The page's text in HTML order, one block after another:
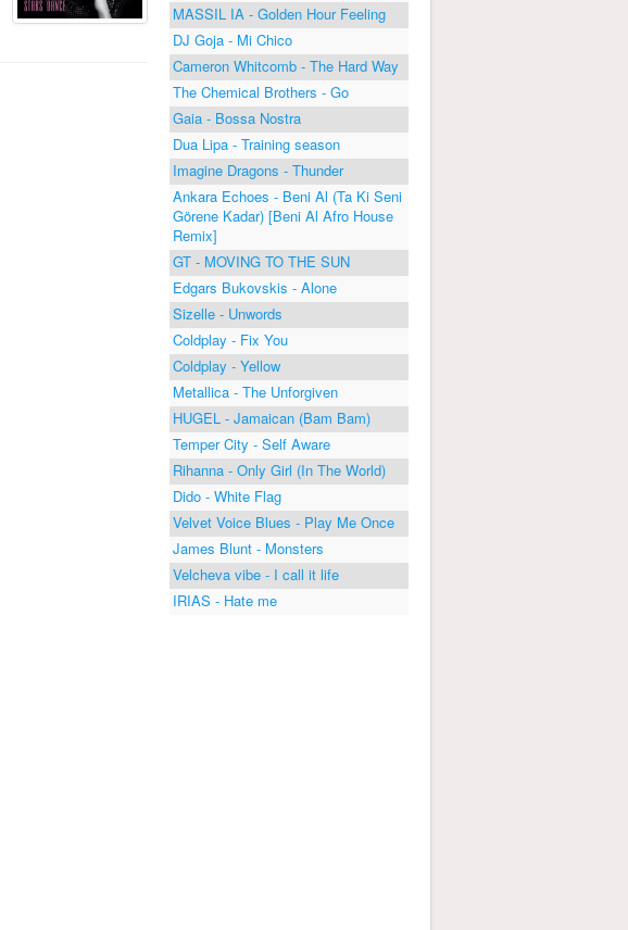
MASSIL IA - Golden Hour Feeling
DJ Goja - Mi Chico
Cameron Whitcomb - The Hard Way
The Chemical Brothers - Go
Gaia - Bossa Nostra
Dua Lipa - Training season
Imagine Dragons - Thunder
Ankara Echoes - Beni Al (Ta Ki Seni
Görene Kadar) [Beni Al Afro House
Remix]
GT - MOVING TO THE SUN
Edgars Bukovskis - Alone
Sizelle - Unwords
Coldplay - Fix You
Coldplay - Yellow
Metallica - The Unforgiven
HUGEL - Jamaican (Bam Bam)
Temper City - Self Aware
Rihanna - Only Girl (In The World)
Dido - White Flag
Velvet Voice Blues - Play Me Once
James Blunt - Monsters
Velcheva vibe - I call it life
IRIAS - Hate me